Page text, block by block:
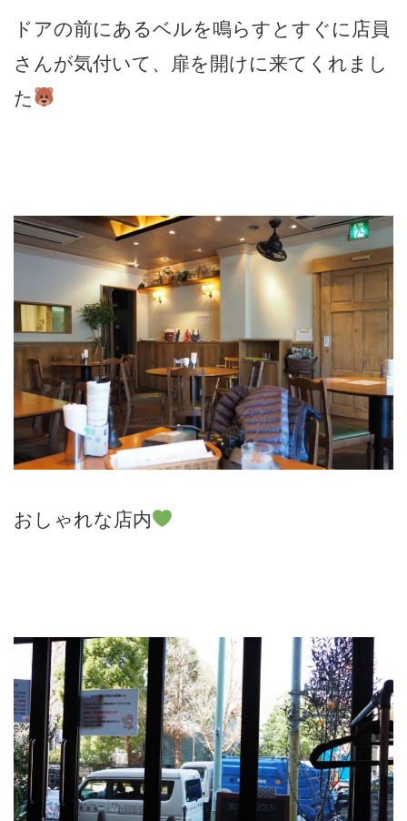
ドアの前にあるベルを鳴らすとすぐに店員
さんが気付いて、扉を開けに来てくれまし
た
おしゃれな店内